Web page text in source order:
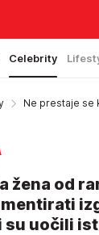
Celebrity
Ne prestaje se
žena od
su uočili